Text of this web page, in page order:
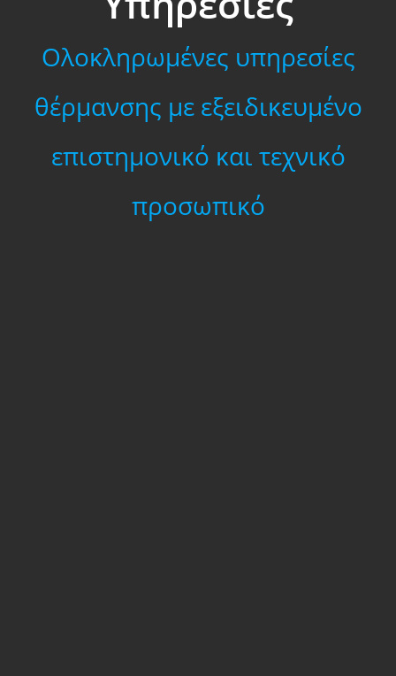
Ολοκληρωμένες υπηρεσίες
θέρμανσης με εξειδικευμένο
επιστημονικό και τεχνικό
προσωπικό